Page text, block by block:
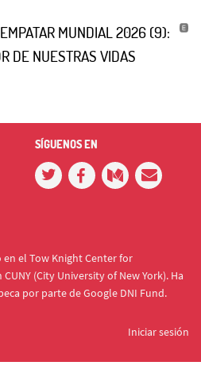
MUNDIAL 2026 (9):
DE NUESTRAS VIDAS
SÍGUENOS EN
el Tow Knight Center for
(City University of New York). Ha
por parte de Google DNI Fund.
Iniciar sesión